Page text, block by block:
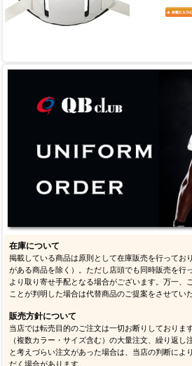
在庫について
掲載している商品は原則として在庫販売を行ってお
がある商品を除く）。ただし店頭でも同時販売を行
より取り寄せ手配となる場合がございます。万一、
ことが判明した場合は代替商品のご提案をさせてい
販売方針について
当店では転売目的のご注文は一切お断りしておりま
（複数カラー・サイズ含む）の大量注文、繰り返し
と考えづらい注文があった場合は、当店の判断によ
だく場合があります。